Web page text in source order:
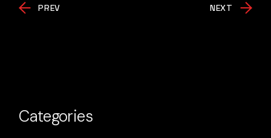
PREV NEXT
Categories